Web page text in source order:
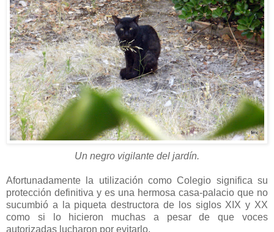
Un negro vigilante del jardín.
Afortunadamente la utilización como Colegio significa su
protección definitiva y es una hermosa casa-palacio que no
sucumbió a la piqueta destructora de los siglos XIX y XX
como si lo hicieron muchas a pesar de que voces
autorizadas lucharon por evitarlo.